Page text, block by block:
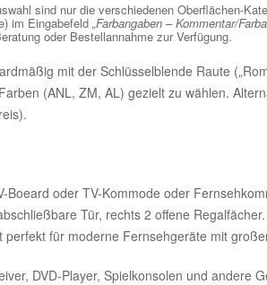
sind nur die verschiedenen Oberflächen-
im Eingabefeld „Farbangaben – Kommentar/
oder Bestellannahme zur Verfügung.
mit der Schlüsselblende Raute
(ANL, ZM, AL) gezielt zu wählen.
Boeard oder TV-Kommode oder
Tür, rechts 2 offene
für moderne Fernsehgeräte mit
DVD-Player, Spielkonsolen und